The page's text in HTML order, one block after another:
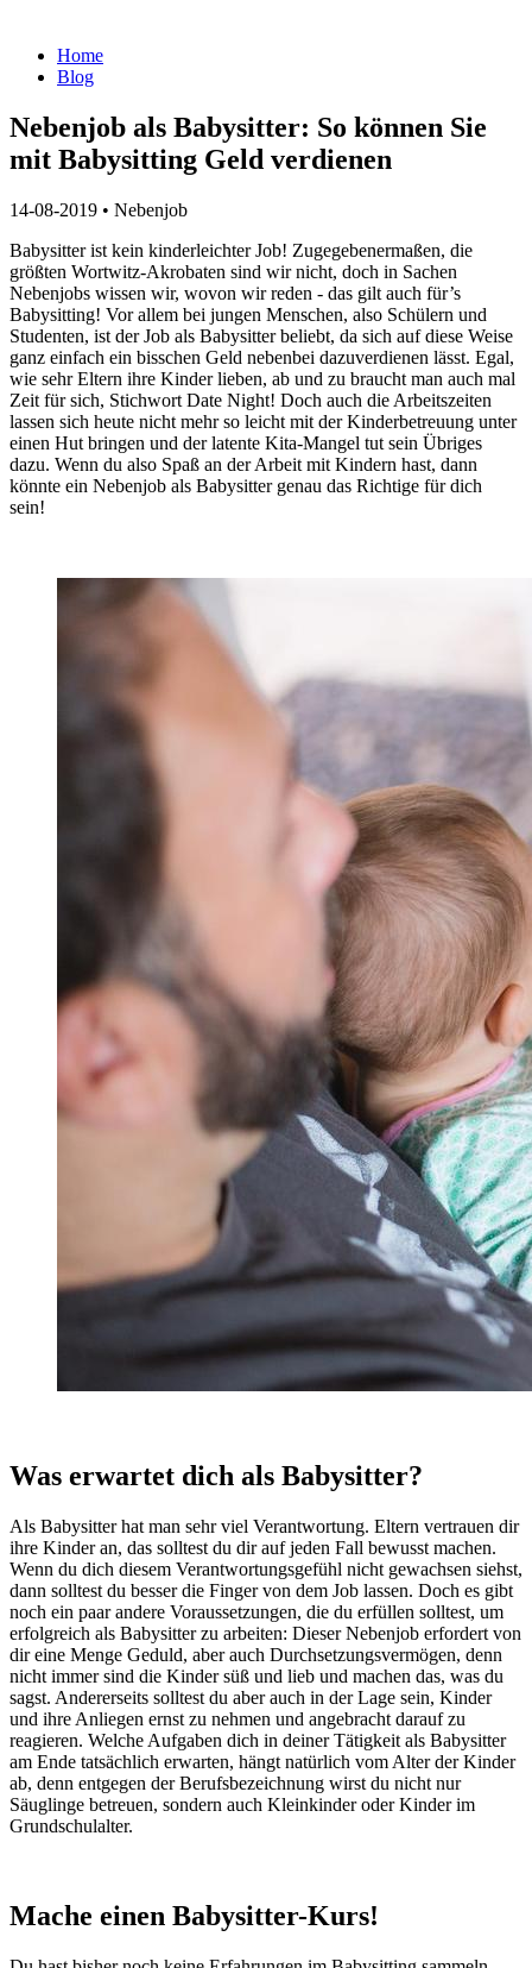
Home
Blog
Nebenjob als Babysitter: So können Sie
mit Babysitting Geld verdienen
14-08-2019 • Nebenjob
Babysitter ist kein kinderleichter Job! Zugegebenermaßen, die
größten Wortwitz-Akrobaten sind wir nicht, doch in Sachen
Nebenjobs wissen wir, wovon wir reden - das gilt auch für’s
Babysitting! Vor allem bei jungen Menschen, also Schülern und
Studenten, ist der Job als Babysitter beliebt, da sich auf diese Weise
ganz einfach ein bisschen Geld nebenbei dazuverdienen lässt. Egal,
wie sehr Eltern ihre Kinder lieben, ab und zu braucht man auch mal
Zeit für sich, Stichwort Date Night! Doch auch die Arbeitszeiten
lassen sich heute nicht mehr so leicht mit der Kinderbetreuung unter
einen Hut bringen und der latente Kita-Mangel tut sein Übriges
dazu. Wenn du also Spaß an der Arbeit mit Kindern hast, dann
könnte ein Nebenjob als Babysitter genau das Richtige für dich
sein!
Was erwartet dich als Babysitter?
Als Babysitter hat man sehr viel Verantwortung. Eltern vertrauen dir
ihre Kinder an, das solltest du dir auf jeden Fall bewusst machen.
Wenn du dich diesem Verantwortungsgefühl nicht gewachsen siehst,
dann solltest du besser die Finger von dem Job lassen. Doch es gibt
noch ein paar andere Voraussetzungen, die du erfüllen solltest, um
erfolgreich als Babysitter zu arbeiten: Dieser Nebenjob erfordert von
dir eine Menge Geduld, aber auch Durchsetzungsvermögen, denn
nicht immer sind die Kinder süß und lieb und machen das, was du
sagst. Andererseits solltest du aber auch in der Lage sein, Kinder
und ihre Anliegen ernst zu nehmen und angebracht darauf zu
reagieren. Welche Aufgaben dich in deiner Tätigkeit als Babysitter
am Ende tatsächlich erwarten, hängt natürlich vom Alter der Kinder
ab, denn entgegen der Berufsbezeichnung wirst du nicht nur
Säuglinge betreuen, sondern auch Kleinkinder oder Kinder im
Grundschulalter.
Mache einen Babysitter-Kurs!